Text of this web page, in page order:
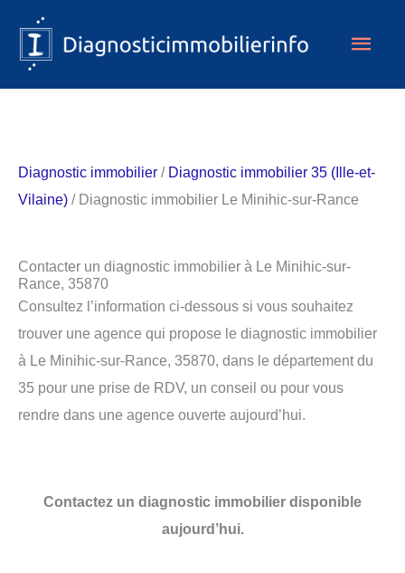
contenu
Diagnostic immobilier / Diagnostic immobilier 35 (Ille-et-
Vilaine) / Diagnostic immobilier Le Minihic-sur-Rance
Contacter un diagnostic immobilier à Le Minihic-sur-
Rance, 35870
Consultez l’information ci-dessous si vous souhaitez
trouver une agence qui propose le diagnostic immobilier
à Le Minihic-sur-Rance, 35870, dans le département du
35 pour une prise de RDV, un conseil ou pour vous
rendre dans une agence ouverte aujourd’hui.
Contactez un diagnostic immobilier disponible
aujourd’hui.